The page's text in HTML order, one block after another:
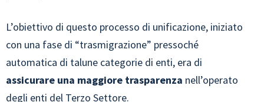
L’obiettivo di questo processo di unificazione, iniziato
con una fase di “trasmigrazione” pressoché
automatica di talune categorie di enti, era di
assicurare una maggiore trasparenza nell’operato
degli enti del Terzo Settore.